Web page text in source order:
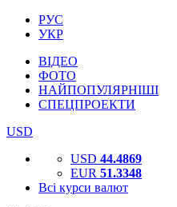
РУС
УКР
ВІДЕО
ФОТО
НАЙПОПУЛЯРНІШІ
СПЕЦПРОЕКТИ
USD
USD 44.4869
EUR 51.3348
Всі курси валют